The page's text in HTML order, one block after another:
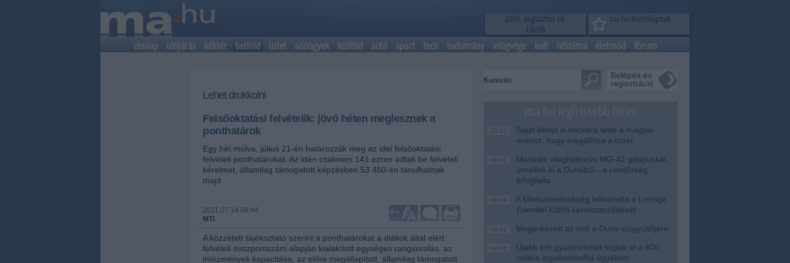
2026. augusztus 08.
László
ma.hu kezdőlapnak
címlap időjárás kékhír belföld üzlet adóügyek külföld autó sport tech tudomány világvége kult nőitéma életmód fórum
Lehet drukkolni
Felsőoktatási felvételik: jövő héten meglesznek a
ponthatárok
Egy hét múlva, július 21-én határozzák meg az idei felsőoktatási
felvételi ponthatárokat. Az idén csaknem 141 ezren adtak be felvételi
kérelmet, államilag támogatott képzésben 53 450-en tanulhatnak
majd.
2011.07.14 09:44
MTI
+-
A közzétett tájékoztató szerint a ponthatárokat a diákok által elért
felvételi összpontszám alapján kialakított egységes rangsorolás, az
intézmények kapacitása, az előre megállapított, államilag támogatott
Belépés és
regisztráció
22:22
Saját életét is kockára tette a magyar
erdész, hogy megállítsa a tüzet
20:20
Második világháborús MG-42 géppuskát
emeltek ki a Dunából - a rendőrség
lefoglalta
18:19
A Miniszterelnökség felmondta a Lounge
Eventtel kötött keretszerződését
16:21 Megérkezett az eső a Duna vízgyűjtőjére
14:26
Újabb két gyanúsítottat fogtak el a 600
milliós ingatlanmaffia ügyében